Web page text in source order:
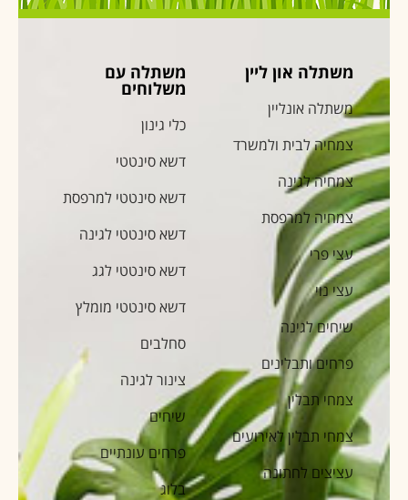
משתלה און ליין
משתלה אונליין
צמחיה לבית ולמשרד
צמחיה לגינה
צמחיה למרפסת
עצי פרי
עצי נוי
שיחים לגינה
פרחים ותבלינים
צמחי תבלין
צמחי תבלין לאירועים
עציצים לחתונה
משתלה עם
משלוחים
כלי גינון
דשא סינטטי
דשא סינטטי למרפסת
דשא סינטטי לגינה
דשא סינטטי לגג
דשא סינטטי מומלץ
סחלבים
צינור לגינה
שיחים
פרחים עונתיים
בלוג